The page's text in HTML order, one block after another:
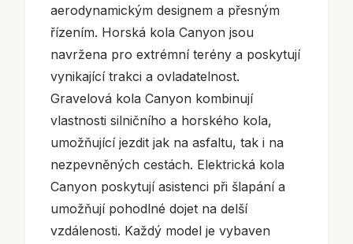
aerodynamickým designem a přesným
řízením. Horská kola Canyon jsou
navržena pro extrémní terény a poskytují
vynikající trakci a ovladatelnost.
Gravelová kola Canyon kombinují
vlastnosti silničního a horského kola,
umožňující jezdit jak na asfaltu, tak i na
nezpevněných cestách. Elektrická kola
Canyon poskytují asistenci při šlapání a
umožňují pohodlné dojet na delší
vzdálenosti. Každý model je vybaven